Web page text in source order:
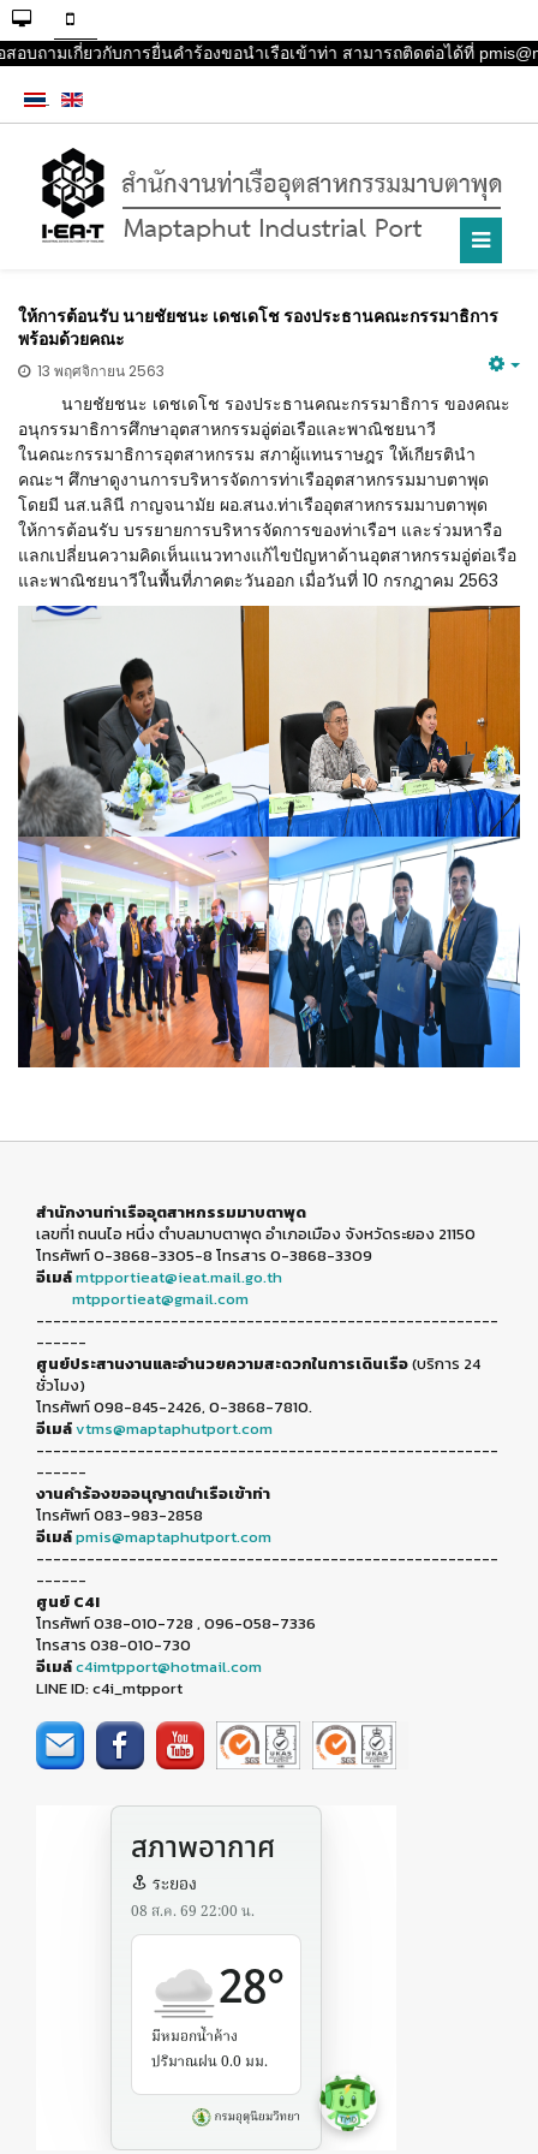
ถามเกี่ยวกับการยื่นคำร้องขอนำเรือเข้าท่า สามารถติดต่อได้ที่
ให้การต้อนรับ นายชัยชนะ เดชเดโช รองประธานคณะกรรมาธิการ
พร้อมด้วยคณะ
13 พฤศจิกายน 2563
นายชัยชนะ เดชเดโช รองประธานคณะกรรมาธิการ ของคณะ
อนุกรรมาธิการศึกษาอุตสาหกรรมอู่ต่อเรือและพาณิชยนาวี
ในคณะกรรมาธิการอุตสาหกรรม สภาผู้แทนราษฎร ให้เกียรตินำ
คณะฯ ศึกษาดูงานการบริหารจัดการท่าเรืออุตสาหกรรมมาบตาพุด
โดยมี นส.นลินี กาญจนามัย ผอ.สนง.ท่าเรืออุตสาหกรรมมาบตาพุด
ให้การต้อนรับ บรรยายการบริหารจัดการของท่าเรือฯ และร่วมหารือ
แลกเปลี่ยนความคิดเห็นแนวทางแก้ไขปัญหาด้านอุตสาหกรรมอู่ต่อเรือ
และพาณิชยนาวีในพื้นที่ภาคตะวันออก เมื่อวันที่ 10 กรกฎาคม 2563
สำนักงานท่าเรืออุตสาหกรรมมาบตาพุด
เลขที่1 ถนนไอ หนึ่ง ตำบลมาบตาพุด อำเภอเมือง จังหวัดระยอง 21150
โทรศัพท์ 0-3868-3305-8 โทรสาร 0-3868-3309
อีเมล์mtpportieat@ieat.mail.go.th
mtpportieat@gmail.com
-------------------------------------------------------
------
ศูนย์ประสานงานและอำนวยความสะดวกในการเดินเรือ(บริการ 24
ชั่วโมง)
โทรศัพท์ 098-845-2426, 0-3868-7810.
อีเมล์vtms@maptaphutport.com
-------------------------------------------------------
------
งานคำร้องขออนุญาตนำเรือเข้าท่า
โทรศัพท์ 083-983-2858
อีเมล์pmis@maptaphutport.com
-------------------------------------------------------
------
ศูนย์ C4I
โทรศัพท์ 038-010-728 , 096-058-7336
โทรสาร 038-010-730
อีเมล์c4imtpport@hotmail.com
LINE ID: c4i_mtpport